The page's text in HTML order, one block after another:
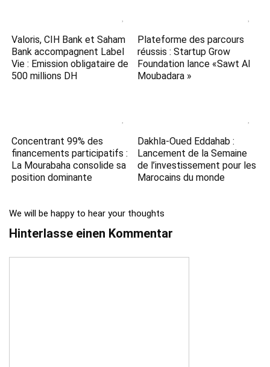
Valoris, CIH Bank et Saham
Bank accompagnent Label
Vie : Emission obligataire de
500 millions DH
Plateforme des parcours
réussis : Startup Grow
Foundation lance «Sawt Al
Moubadara »
Concentrant 99% des
financements participatifs :
La Mourabaha consolide sa
position dominante
Dakhla-Oued Eddahab :
Lancement de la Semaine
de l’investissement pour les
Marocains du monde
We will be happy to hear your thoughts
Hinterlasse einen Kommentar